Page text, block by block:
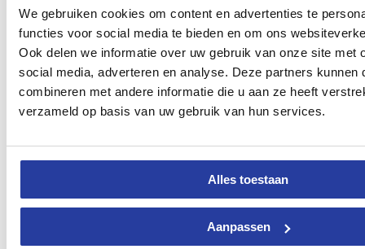
We gebruiken cookies om content en advertenties te
functies voor social media te bieden en om ons
Ook delen we informatie over uw gebruik van onze site met
social media, adverteren en analyse. Deze partners kunnen
combineren met andere informatie die u aan ze heeft
verzameld op basis van uw gebruik van hun services.
Alles toestaan
Aanpassen
Vanaf 269€ per nacht